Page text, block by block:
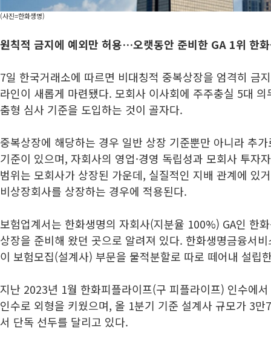
(사진=한화생명)
원칙적 금지에 예외만 허용…오랫동안 준비한 GA 1위 한
7일 한국거래소에 따르면 비대칭적 중복상장을 엄격히 금
라인이 새롭게 마련됐다. 모회사 이사회에 주주충실 5대
춤형 심사 기준을 도입하는 것이 골자다.
중복상장에 해당하는 경우 일반 상장 기준뿐만 아니라 추
기준이 있으며, 자회사의 영업·경영 독립성과 모회사 투자
범위는 모회사가 상장된 가운데, 실질적인 지배 관계에 있
비상장회사를 상장하는 경우에 적용된다.
보험업계서는 한화생명의 자회사(지분율 100%) GA인 한
상장을 준비해 왔던 곳으로 알려져 있다. 한화생명금융서
이 보험모집(설계사) 부문을 물적분할로 따로 떼어내 설립
지난 2023년 1월 한화피플라이프(구 피플라이프) 인수에
인수로 외형을 키웠으며, 올 1분기 기준 설계사 규모가 3
서 단독 선두를 달리고 있다.